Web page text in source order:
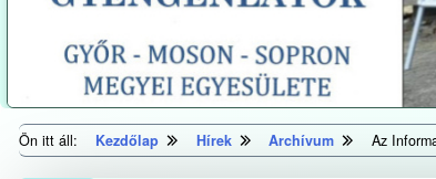
Ön itt áll: Kezdőlap Hírek Archívum Az